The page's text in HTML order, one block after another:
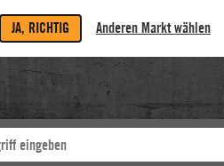
JA, RICHTIG Anderen Markt wählen